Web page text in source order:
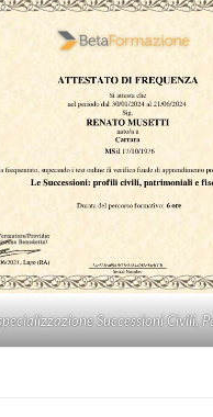
Successioni Civili,